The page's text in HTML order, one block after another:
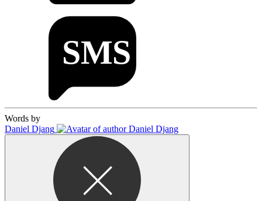
Words by
Daniel Djang